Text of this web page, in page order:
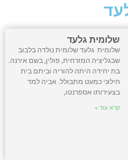
שלומית גלעד
שלומית גלעד שלומית נולדה בלבוב
שבגליציה המזרחית, פולין, בשם אירנה.
בת יחידה היתה להוריה וביתם בית
חילוני כמעט מתבולל. אביה למד
בצעירותו אספרנטו,
קרא עוד »